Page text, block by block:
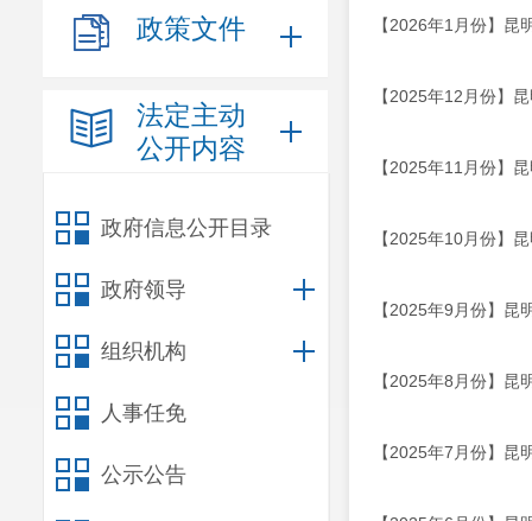
政策文件
法定主动
公开内容
政府信息公开目录
政府领导
组织机构
人事任免
公示公告
【2026年1月份】
【2025年12月份】
【2025年11月份】
【2025年10月份】
【2025年9月份】
【2025年8月份】
【2025年7月份】